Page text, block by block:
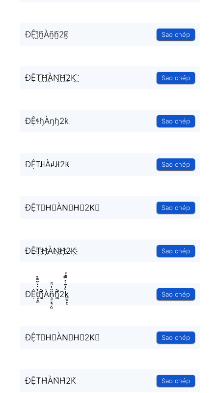
ĐỆt̰̃h̰̃Àñ̰h̰̃2k̰̃ Sao chép
ĐỆT͜͡H͜͡ÀN͜͡H͜͡2K͜͡ Sao chép
ĐỆɬɧÀŋɧ2ƙ Sao chép
ĐỆ꓄ꃅÀꈤꃅ2ꀘ Sao chép
ĐỆT⃟H⃟ÀN⃟H⃟2K⃟ Sao chép
ĐỆT҉H҉ÀN҉H҉2K҉ Sao chép
ĐỆt̘̟̼̉̈́͐͋͌̊h͚̖̜̍̃͐Àn͉̠̙͉̗̺̋̋̔ͧ̊h͚̖̜̍̃͐2k̲̱̠̞̖ͧ̔͊̇̽̿̑ͯͅ Sao chép
ĐỆT⃗H⃗ÀN⃗H⃗2K⃗ Sao chép
ĐỆT͛H͛ÀN͛H͛2K͛ Sao chép